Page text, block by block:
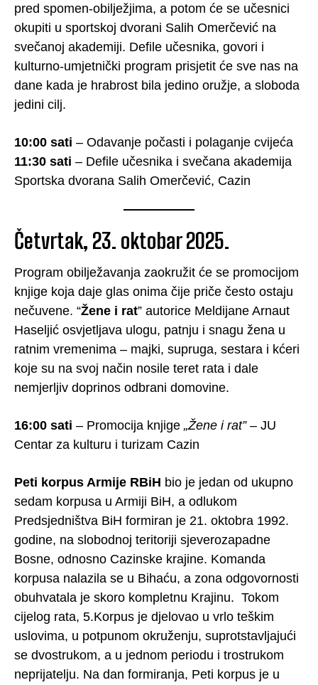
pred spomen-obilježjima, a potom će se učesnici
okupiti u sportskoj dvorani Salih Omerčević na
svečanoj akademiji. Defile učesnika, govori i
kulturno-umjetnički program prisjetit će sve nas na
dane kada je hrabrost bila jedino oružje, a sloboda
jedini cilj.
10:00 sati – Odavanje počasti i polaganje cvijeća
11:30 sati – Defile učesnika i svečana akademija
Sportska dvorana Salih Omerčević, Cazin
Četvrtak, 23. oktobar 2025.
Program obilježavanja zaokružit će se promocijom
knjige koja daje glas onima čije priče često ostaju
nečuvene. “Žene i rat” autorice Meldijane Arnaut
Haseljić osvjetljava ulogu, patnju i snagu žena u
ratnim vremenima – majki, supruga, sestara i kćeri
koje su na svoj način nosile teret rata i dale
nemjerljiv doprinos odbrani domovine.
16:00 sati – Promocija knjige „Žene i rat”– JU
Centar za kulturu i turizam Cazin
Peti korpus Armije RBiH bio je jedan od ukupno
sedam korpusa u Armiji BiH, a odlukom
Predsjedništva BiH formiran je 21. oktobra 1992.
godine, na slobodnoj teritoriji sjeverozapadne
Bosne, odnosno Cazinske krajine. Komanda
korpusa nalazila se u Bihaću, a zona odgovornosti
obuhvatala je skoro kompletnu Krajinu. Tokom
cijelog rata, 5.Korpus je djelovao u vrlo teškim
uslovima, u potpunom okruženju, suprotstavljajući
se dvostrukom, a u jednom periodu i trostrukom
neprijatelju. Na dan formiranja, Peti korpus je u